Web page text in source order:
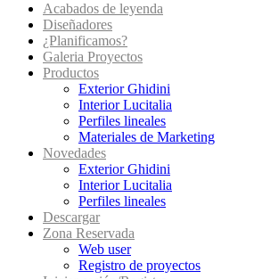
Acabados de leyenda
Diseñadores
¿Planificamos?
Galeria Proyectos
Productos
Exterior Ghidini
Interior Lucitalia
Perfiles lineales
Materiales de Marketing
Novedades
Exterior Ghidini
Interior Lucitalia
Perfiles lineales
Descargar
Zona Reservada
Web user
Registro de proyectos